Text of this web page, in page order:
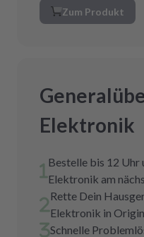
Zum Produkt
Elektronik
Bestelle bis 12 Uhr
Elektronik am
Rette Dein
Elektronik in
Schnelle